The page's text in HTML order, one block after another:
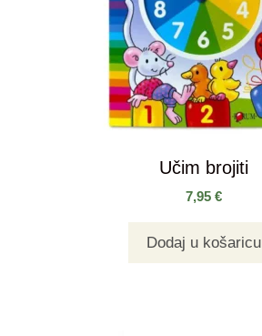
Učim brojiti
7,95 €
Dodaj u košaricu